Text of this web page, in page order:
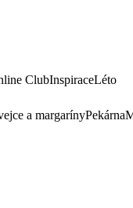
ClubInspiraceLéto
a margarínyPekárna